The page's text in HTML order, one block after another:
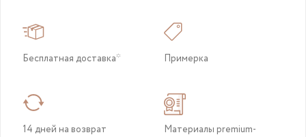
Бесплатная доставка* Примерка
14 дней на возврат
Материалы premium-